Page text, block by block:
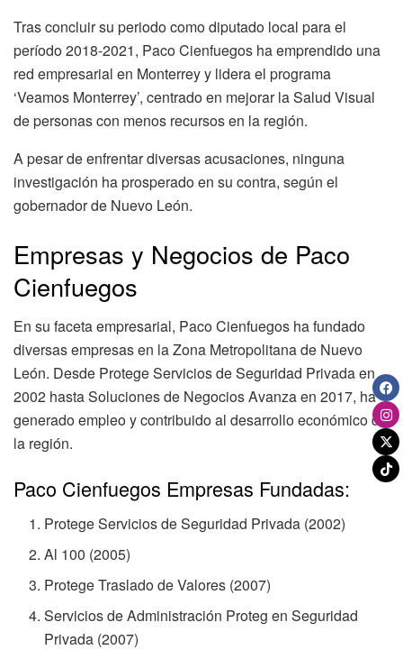
Tras concluir su periodo como diputado local para el
período 2018-2021, Paco Cienfuegos ha emprendido una
red empresarial en Monterrey y lidera el programa
‘Veamos Monterrey’, centrado en mejorar la Salud Visual
de personas con menos recursos en la región.
A pesar de enfrentar diversas acusaciones, ninguna
investigación ha prosperado en su contra, según el
gobernador de Nuevo León.
Empresas y Negocios de Paco
Cienfuegos
En su faceta empresarial, Paco Cienfuegos ha fundado
diversas empresas en la Zona Metropolitana de Nuevo
León. Desde Protege Servicios de Seguridad Privada en
2002 hasta Soluciones de Negocios Avanza en 2017, ha
generado empleo y contribuido al desarrollo económico de
la región.
Paco Cienfuegos Empresas Fundadas:
Protege Servicios de Seguridad Privada (2002)
Al 100 (2005)
Protege Traslado de Valores (2007)
Servicios de Administración Proteg en Seguridad
Privada (2007)